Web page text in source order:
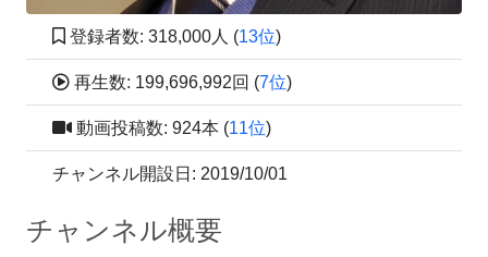
登録者数: 318,000人 (13位)
再生数: 199,696,992回 (7位)
動画投稿数: 924本 (11位)
チャンネル開設日: 2019/10/01
チャンネル概要